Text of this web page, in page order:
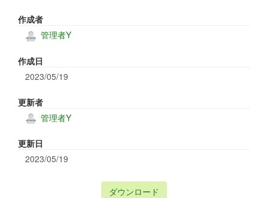
作成者
管理者Y
作成日
2023/05/19
更新者
管理者Y
更新日
2023/05/19
ダウンロード